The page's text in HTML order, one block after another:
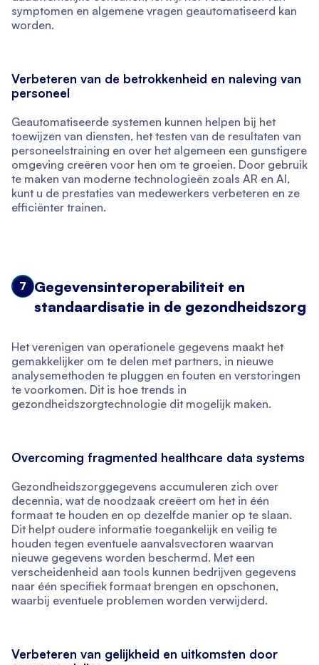
symptomen en algemene vragen geautomatiseerd kan
worden.
Verbeteren van de betrokkenheid en naleving van
personeel
Geautomatiseerde systemen kunnen helpen bij het
toewijzen van diensten, het testen van de resultaten van
personeelstraining en over het algemeen een gunstigere
omgeving creëren voor hen om te groeien. Door gebruik
te maken van moderne technologieën zoals AR en AI,
kunt u de prestaties van medewerkers verbeteren en ze
efficiënter trainen.
7
Gegevensinteroperabiliteit en
standaardisatie in de gezondheidszorg
Het verenigen van operationele gegevens maakt het
gemakkelijker om te delen met partners, in nieuwe
analysemethoden te pluggen en fouten en verstoringen
te voorkomen. Dit is hoe trends in
gezondheidszorgtechnologie dit mogelijk maken.
Overcoming fragmented healthcare data systems
Gezondheidszorggegevens accumuleren zich over
decennia, wat de noodzaak creëert om het in één
formaat te houden en op dezelfde manier op te slaan.
Dit helpt oudere informatie toegankelijk en veilig te
houden tegen eventuele aanvalsvectoren waarvan
nieuwe gegevens worden beschermd. Met een
verscheidenheid aan tools kunnen bedrijven gegevens
naar één specifiek formaat brengen en opschonen,
waarbij eventuele problemen worden verwijderd.
Verbeteren van gelijkheid en uitkomsten door